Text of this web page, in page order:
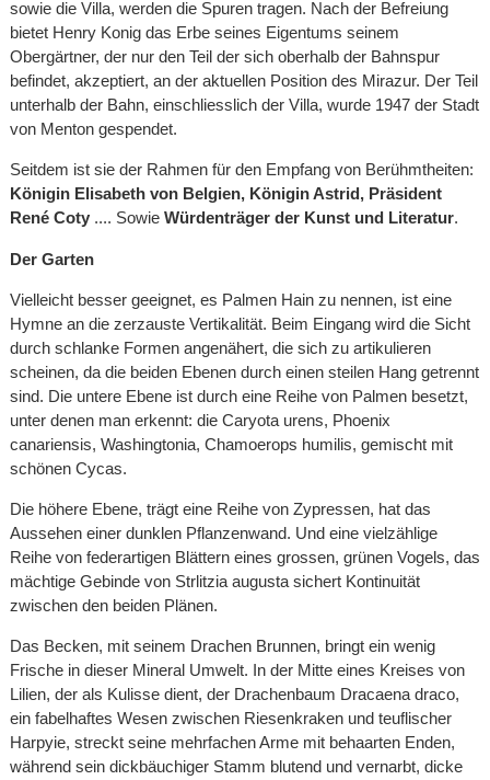
sowie die Villa, werden die Spuren tragen. Nach der Befreiung
bietet Henry Konig das Erbe seines Eigentums seinem
Obergärtner, der nur den Teil der sich oberhalb der Bahnspur
befindet, akzeptiert, an der aktuellen Position des Mirazur. Der Teil
unterhalb der Bahn, einschliesslich der Villa, wurde 1947 der Stadt
von Menton gespendet.
Seitdem ist sie der Rahmen für den Empfang von Berühmtheiten:
Königin Elisabeth von Belgien, Königin Astrid, Präsident
René Coty .... Sowie Würdenträger der Kunst und Literatur.
Der Garten
Vielleicht besser geeignet, es Palmen Hain zu nennen, ist eine
Hymne an die zerzauste Vertikalität. Beim Eingang wird die Sicht
durch schlanke Formen angenähert, die sich zu artikulieren
scheinen, da die beiden Ebenen durch einen steilen Hang getrennt
sind. Die untere Ebene ist durch eine Reihe von Palmen besetzt,
unter denen man erkennt: die Caryota urens, Phoenix
canariensis, Washingtonia, Chamoerops humilis, gemischt mit
schönen Cycas.
Die höhere Ebene, trägt eine Reihe von Zypressen, hat das
Aussehen einer dunklen Pflanzenwand. Und eine vielzählige
Reihe von federartigen Blättern eines grossen, grünen Vogels, das
mächtige Gebinde von Strlitzia augusta sichert Kontinuität
zwischen den beiden Plänen.
Das Becken, mit seinem Drachen Brunnen, bringt ein wenig
Frische in dieser Mineral Umwelt. In der Mitte eines Kreises von
Lilien, der als Kulisse dient, der Drachenbaum Dracaena draco,
ein fabelhaftes Wesen zwischen Riesenkraken und teuflischer
Harpyie, streckt seine mehrfachen Arme mit behaarten Enden,
während sein dickbäuchiger Stamm blutend und vernarbt, dicke